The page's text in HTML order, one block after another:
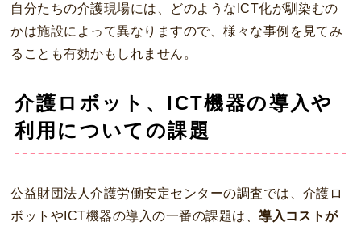
自分たちの介護現場には、どのようなICT化が馴染むの
かは施設によって異なりますので、様々な事例を見てみ
ることも有効かもしれません。
介護ロボット、ICT機器の導入や
利用についての課題
公益財団法人介護労働安定センターの調査では、介護ロ
ボットやICT機器の導入の一番の課題は、導入コストが